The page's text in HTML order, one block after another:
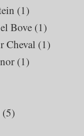
(1)
Bove (1)
Cheval (1)
(1)
(5)